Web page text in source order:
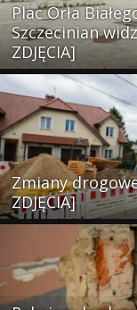
Plac Orła
Szczecinian
ZDJĘCIA]
Zmiany
ZDJĘCIA]